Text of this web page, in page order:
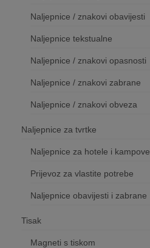
Naljepnice / znakovi obavijesti
Naljepnice tekstualne
Naljepnice / znakovi opasnosti
Naljepnice / znakovi zabrane
Naljepnice / znakovi obveza
Naljepnice za tvrtke
Naljepnice za hotele i kampove
Prijevoz za vlastite potrebe
Naljepnice obavijesti i zabrane
Tisak
Magneti s tiskom